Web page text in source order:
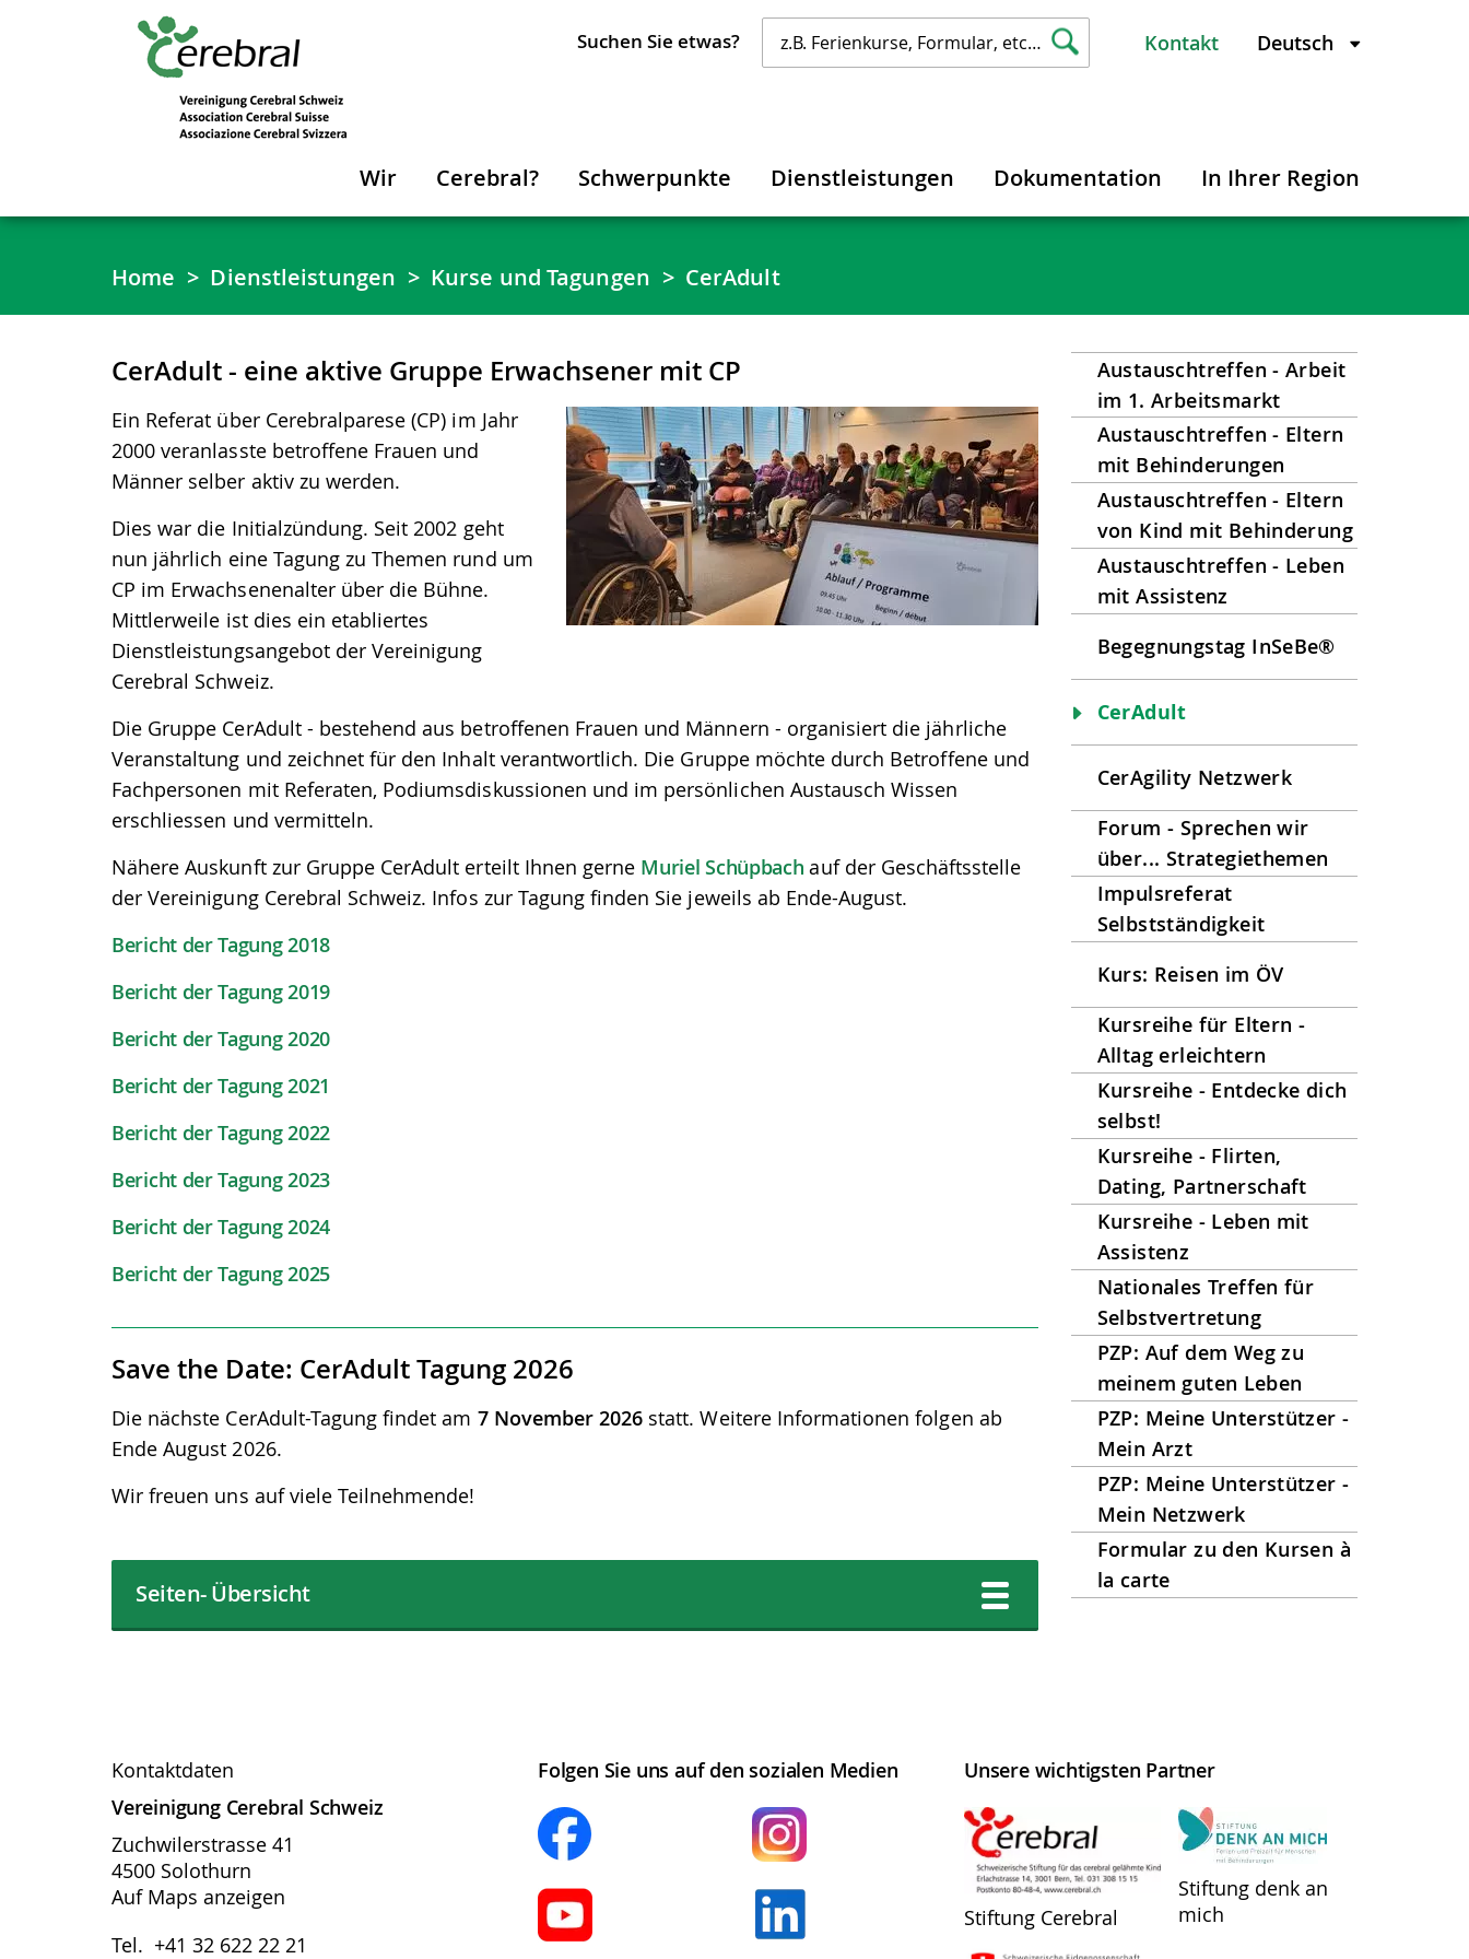
Suchen Sie etwas? Kontakt
Wir Cerebral? Schwerpunkte Dienstleistungen Dokumentation In Ihrer Region
Home Dienstleistungen Kurse und Tagungen CerAdult
CerAdult - eine aktive Gruppe Erwachsener mit CP
Ein Referat über Cerebralparese (CP) im Jahr
2000 veranlasste betroffene Frauen und
Männer selber aktiv zu werden.
Dies war die Initialzündung. Seit 2002 geht
nun jährlich eine Tagung zu Themen rund um
CP im Erwachsenenalter über die Bühne.
Mittlerweile ist dies ein etabliertes
Dienstleistungsangebot der Vereinigung
Cerebral Schweiz.
Die Gruppe CerAdult - bestehend aus betroffenen Frauen und Männern - organisiert die jährliche
Veranstaltung und zeichnet für den Inhalt verantwortlich. Die Gruppe möchte durch Betroffene und
Fachpersonen mit Referaten, Podiumsdiskussionen und im persönlichen Austausch Wissen
erschliessen und vermitteln.
Nähere Auskunft zur Gruppe CerAdult erteilt Ihnen gerne Muriel Schüpbach auf der Geschäftsstelle
der Vereinigung Cerebral Schweiz. Infos zur Tagung finden Sie jeweils ab Ende-August.
Bericht der Tagung 2018
Bericht der Tagung 2019
Bericht der Tagung 2020
Bericht der Tagung 2021
Bericht der Tagung 2022
Bericht der Tagung 2023
Bericht der Tagung 2024
Bericht der Tagung 2025
Save the Date: CerAdult Tagung 2026
Die nächste CerAdult-Tagung findet am 7 November 2026 statt. Weitere Informationen folgen ab
Ende August 2026.
Wir freuen uns auf viele Teilnehmende!
Seiten- Übersicht
Austauschtreffen - Arbeit
im 1. Arbeitsmarkt
Austauschtreffen - Eltern
mit Behinderungen
Austauschtreffen - Eltern
von Kind mit Behinderung
Austauschtreffen - Leben
mit Assistenz
Begegnungstag InSeBe®
CerAdult
CerAgility Netzwerk
Forum - Sprechen wir
über... Strategiethemen
Impulsreferat
Selbstständigkeit
Kurs: Reisen im ÖV
Kursreihe für Eltern -
Alltag erleichtern
Kursreihe - Entdecke dich
selbst!
Kursreihe - Flirten,
Dating, Partnerschaft
Kursreihe - Leben mit
Assistenz
Nationales Treffen für
Selbstvertretung
PZP: Auf dem Weg zu
meinem guten Leben
PZP: Meine Unterstützer -
Mein Arzt
PZP: Meine Unterstützer -
Mein Netzwerk
Formular zu den Kursen à
la carte
Kontaktdaten
Vereinigung Cerebral Schweiz
Zuchwilerstrasse 41
4500 Solothurn
Auf Maps anzeigen
Tel. +41 32 622 22 21
Folgen Sie uns auf den sozialen Medien Unsere wichtigsten Partner
Stiftung Cerebral
Stiftung denk an
mich